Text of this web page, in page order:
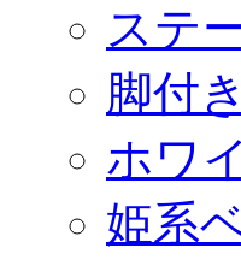
ステ
脚付
ホワ
姫系